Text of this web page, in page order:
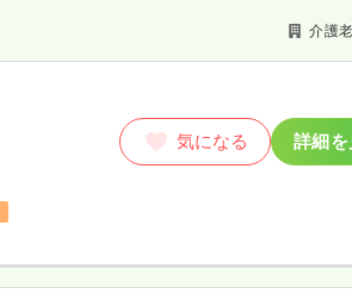
介護
気になる 詳細